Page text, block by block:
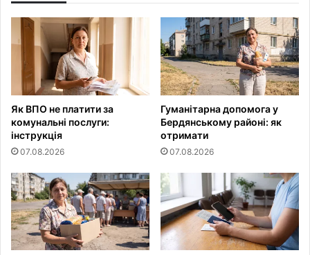
Як ВПО не платити за
комунальні послуги:
інструкція
07.08.2026
Гуманітарна допомога у
Бердянському районі: як
отримати
07.08.2026